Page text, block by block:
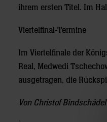
ihrem ersten Titel. Im
Viertelfinal-Termine
Im Viertelfinale der
Real, Medwedi
ausgetragen, die
Von Christof Bindschädel